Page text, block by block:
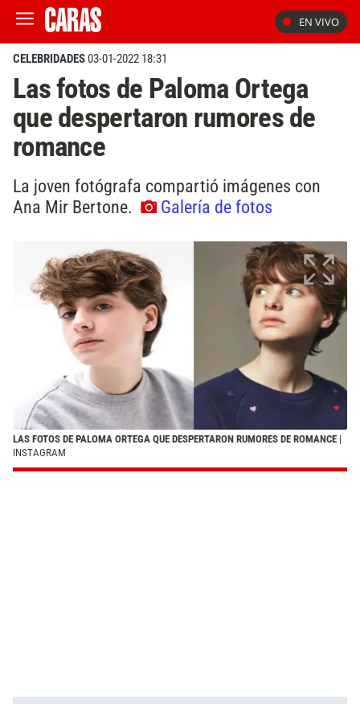
EN VIVO
CELEBRIDADES03-01-2022 18:31
Las fotos de Paloma Ortega
que despertaron rumores de
romance
La joven fotógrafa compartió imágenes con
Ana Mir Bertone.
Galería de fotos
LAS FOTOS DE PALOMA ORTEGA QUE DESPERTARON RUMORES DE ROMANCE |
INSTAGRAM